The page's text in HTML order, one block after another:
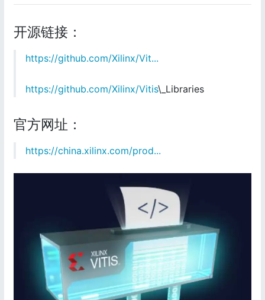
开源链接：
https://github.com/Xilinx/Vit...
https://github.com/Xilinx/Vitis\_Libraries
官方网址：
https://china.xilinx.com/prod...